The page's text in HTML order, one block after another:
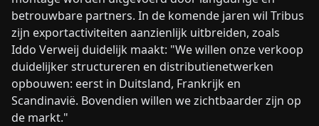
betrouwbare partners. In de komende jaren wil Tribus
zijn exportactiviteiten aanzienlijk uitbreiden, zoals
Iddo Verweij duidelijk maakt: "We willen onze verkoop
duidelijker structureren en distributienetwerken
opbouwen: eerst in Duitsland, Frankrijk en
Scandinavië. Bovendien willen we zichtbaarder zijn op
de markt."